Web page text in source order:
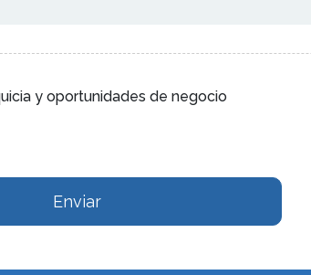
y oportunidades de negocio
Enviar